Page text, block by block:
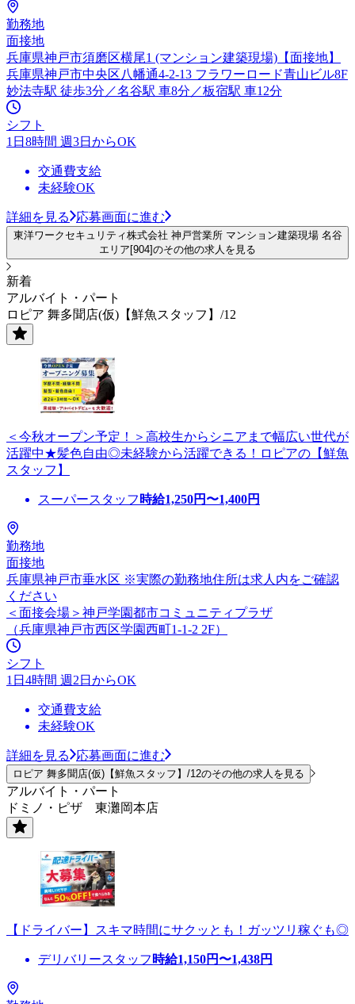
勤務地
面接地
兵庫県神戸市須磨区横尾1 (マンション建築現場)【面接地】
兵庫県神戸市中央区八幡通4-2-13 フラワーロード青山ビル8F
妙法寺駅 徒歩3分／名谷駅 車8分／板宿駅 車12分
シフト
1日8時間 週3日からOK
交通費支給
未経験OK
詳細を見る 応募画面に進む
東洋ワークセキュリティ株式会社 神戸営業所 マンション建築現場 名谷
エリア[904]のその他の求人を見る
新着
アルバイト・パート
ロピア 舞多聞店(仮)【鮮魚スタッフ】/12
＜今秋オープン予定！＞高校生からシニアまで幅広い世代が
活躍中★髪色自由◎未経験から活躍できる！ロピアの【鮮魚
スタッフ】
スーパースタッフ 時給1,250円〜1,400円
勤務地
面接地
兵庫県神戸市垂水区 ※実際の勤務地住所は求人内をご確認
ください
＜面接会場＞神戸学園都市コミュニティプラザ
（兵庫県神戸市西区学園西町1-1-2 2F）
シフト
1日4時間 週2日からOK
交通費支給
未経験OK
詳細を見る 応募画面に進む
ロピア 舞多聞店(仮)【鮮魚スタッフ】/12のその他の求人を見る
アルバイト・パート
ドミノ・ピザ 東灘岡本店
【ドライバー】スキマ時間にサクッとも！ガッツリ稼ぐも◎
デリバリースタッフ 時給1,150円〜1,438円